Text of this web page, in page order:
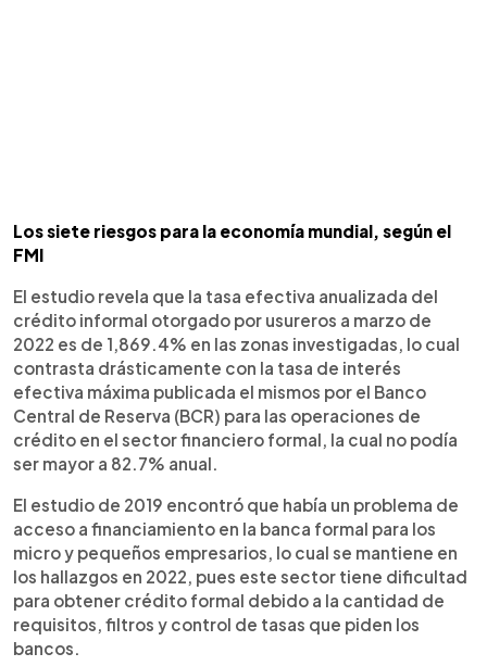
Los siete riesgos para la economía mundial, según el
FMI
El estudio revela que la tasa efectiva anualizada del
crédito informal otorgado por usureros a marzo de
2022 es de 1,869.4% en las zonas investigadas, lo cual
contrasta drásticamente con la tasa de interés
efectiva máxima publicada el mismos por el Banco
Central de Reserva (BCR) para las operaciones de
crédito en el sector financiero formal, la cual no podía
ser mayor a 82.7% anual.
El estudio de 2019 encontró que había un problema de
acceso a financiamiento en la banca formal para los
micro y pequeños empresarios, lo cual se mantiene en
los hallazgos en 2022, pues este sector tiene dificultad
para obtener crédito formal debido a la cantidad de
requisitos, filtros y control de tasas que piden los
bancos.